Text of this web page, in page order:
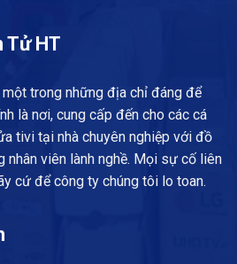
Tử HT
trong những địa chỉ đáng để
là nơi, cung cấp đến cho các cá
tivi tại nhà chuyên nghiệp với đồ
nhân viên lành nghề. Mọi sự cố liên
cứ để công ty chúng tôi lo toan.